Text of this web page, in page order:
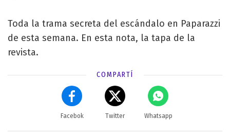
Toda la trama secreta del escándalo en Paparazzi
de esta semana. En esta nota, la tapa de la
revista.
COMPARTÍ
Facebok Twitter Whatsapp